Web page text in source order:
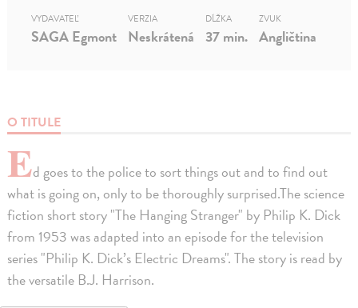
O TITULE
Ed goes to the police to sort things out and to find out
what is going on, only to be thoroughly surprised.The science
fiction short story "The Hanging Stranger" by Philip K. Dick
from 1953 was adapted into an episode for the television
series "Philip K. Dick’s Electric Dreams". The story is read by
the versatile B.J. Harrison.
VYDAVATEĽ
SAGA Egmont
VERZIA
Neskrátená
DĹŽKA
37 min.
ZVUK
Angličtina